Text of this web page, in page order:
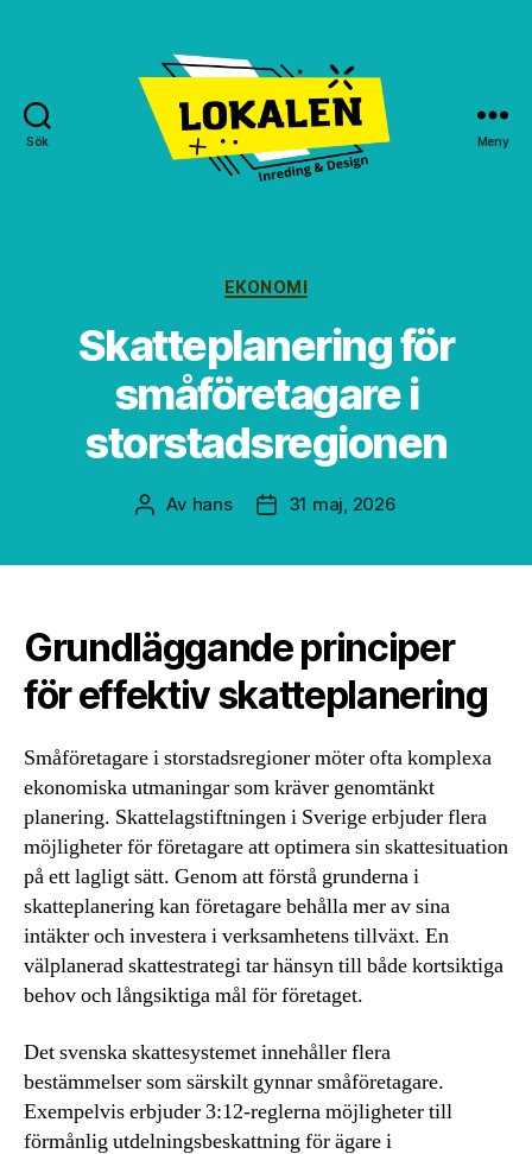
Sök Meny
Kategorier
EKONOMI
Skatteplanering för
småföretagare i
storstadsregionen
Inläggsförfattare
Av hans Inläggsdatum
31 maj, 2026
Grundläggande principer
för effektiv skatteplanering
Småföretagare i storstadsregioner möter ofta komplexa
ekonomiska utmaningar som kräver genomtänkt
planering. Skattelagstiftningen i Sverige erbjuder flera
möjligheter för företagare att optimera sin skattesituation
på ett lagligt sätt. Genom att förstå grunderna i
skatteplanering kan företagare behålla mer av sina
intäkter och investera i verksamhetens tillväxt. En
välplanerad skattestrategi tar hänsyn till både kortsiktiga
behov och långsiktiga mål för företaget.
Det svenska skattesystemet innehåller flera
bestämmelser som särskilt gynnar småföretagare.
Exempelvis erbjuder 3:12-reglerna möjligheter till
förmånlig utdelningsbeskattning för ägare i